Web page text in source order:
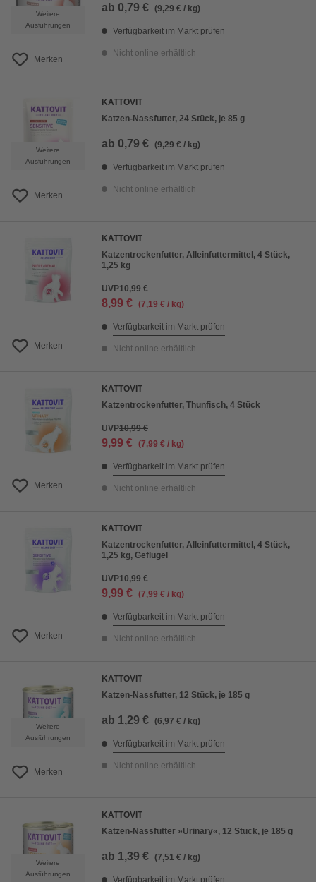
Weitere
Ausführungen
Merken
ab 0,79 € (9,29 € / kg)
Verfügbarkeit im Markt prüfen
Nicht online erhältlich
Weitere
Ausführungen
Merken
KATTOVIT
Katzen-Nassfutter, 24 Stück, je 85 g
ab 0,79 € (9,29 € / kg)
Verfügbarkeit im Markt prüfen
Nicht online erhältlich
Merken
KATTOVIT
Katzentrockenfutter, Alleinfuttermittel, 4 Stück,
1,25 kg
UVP10,99 €
8,99 € (7,19 € / kg)
Verfügbarkeit im Markt prüfen
Nicht online erhältlich
Merken
KATTOVIT
Katzentrockenfutter, Thunfisch, 4 Stück
UVP10,99 €
9,99 € (7,99 € / kg)
Verfügbarkeit im Markt prüfen
Nicht online erhältlich
Merken
KATTOVIT
Katzentrockenfutter, Alleinfuttermittel, 4 Stück,
1,25 kg, Geflügel
UVP10,99 €
9,99 € (7,99 € / kg)
Verfügbarkeit im Markt prüfen
Nicht online erhältlich
Weitere
Ausführungen
Merken
KATTOVIT
Katzen-Nassfutter, 12 Stück, je 185 g
ab 1,29 € (6,97 € / kg)
Verfügbarkeit im Markt prüfen
Nicht online erhältlich
Weitere
Ausführungen
KATTOVIT
Katzen-Nassfutter »Urinary«, 12 Stück, je 185 g
ab 1,39 € (7,51 € / kg)
Verfügbarkeit im Markt prüfen